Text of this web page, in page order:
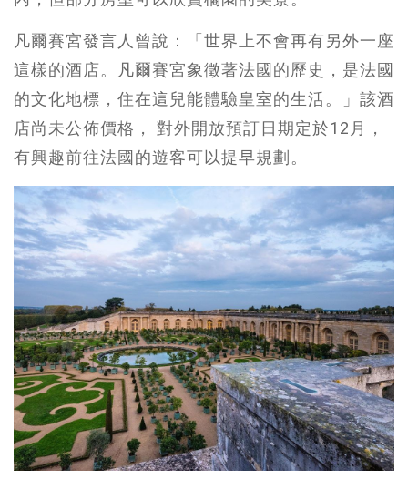
凡爾賽宮發言人曾說：「世界上不會再有另外一座
這樣的酒店。凡爾賽宮象徵著法國的歷史，是法國
的文化地標，住在這兒能體驗皇室的生活。」該酒
店尚未公佈價格， 對外開放預訂日期定於12月，
有興趣前往法國的遊客可以提早規劃。